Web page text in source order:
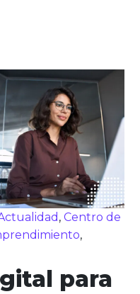
,Centro de
,
para